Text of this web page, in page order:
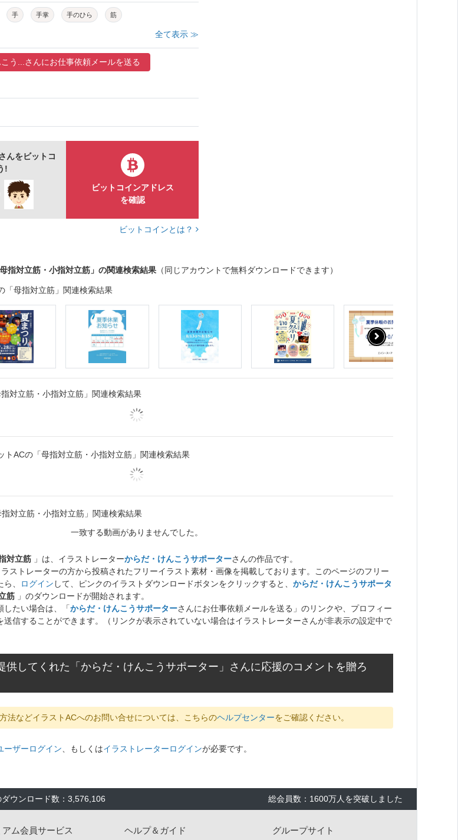
手 手掌 手のひら 筋
全て表示 ≫
う...さんにお仕事依頼メールを送る
んをビットコ
!
ビットコインアドレス
を確認
ビットコインとは？
指対立筋・小指対立筋」の関連検索結果 （同じアカウントで無料ダウンロードできます）
「母指対立筋」関連検索結果
対立筋・小指対立筋」関連検索結果
トACの「母指対立筋・小指対立筋」関連検索結果
対立筋・小指対立筋」関連検索結果
一致する動画がありませんでした。
対立筋 」は、イラストレーターからだ・けんこうサポーターさんの作品です。
ストレーターの方から投稿されたフリーイラスト素材・画像を掲載しております。このページのフリー
、
ログイン して、ピンクのイラストダウンロードボタンをクリックすると、 からだ・けんこうサポータ
筋 」のダウンロードが開始されます。
したい場合は、「からだ・けんこうサポーターさんにお仕事依頼メールを送る」のリンクや、プロフィー
送信することができます。（リンクが表示されていない場合はイラストレーターさんが非表示の設定中で
供してくれた「からだ・けんこうサポーター」さんに応援のコメントを贈ろ
法などイラストACへのお問い合せについては、こちらのヘルプセンターをご確認ください。
ーザーログイン、もしくはイラストレーターログインが必要です。
ウンロード数：3,576,106 総会員数：1600万人を突破しました
アム会員サービス ヘルプ＆ガイド グループサイト